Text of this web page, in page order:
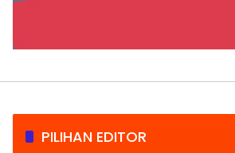
PILIHAN EDITOR